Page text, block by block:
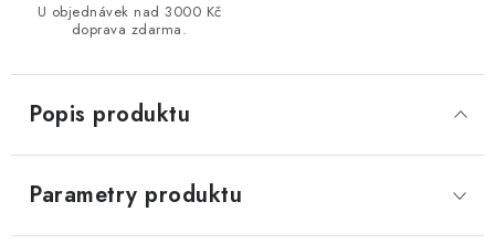
U objednávek nad 3000 Kč
doprava zdarma.
Popis produktu
Parametry produktu